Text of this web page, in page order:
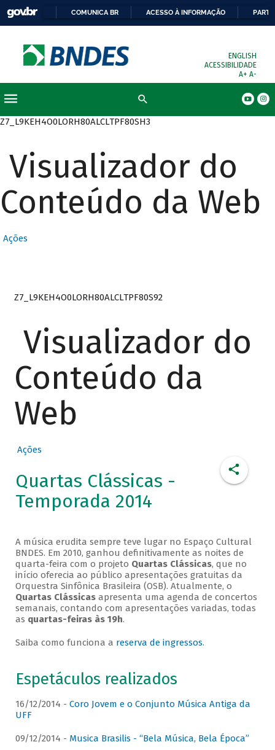
COMUNICA BR ACESSO À INFORMAÇÃO
ENGLISH
ACESSIBILIDADE
A+ A-
Z7_L9KEH4O0LORH80ALCLTPF80SH3
Visualizador do
Conteúdo da Web
Ações
Z7_L9KEH4O0LORH80ALCLTPF80S92
Visualizador do
Conteúdo da
Web
Ações
Quartas Clássicas -
Temporada 2014
A música erudita sempre teve lugar no Espaço Cultural
BNDES. Em 2010, ganhou definitivamente as noites de
quarta-feira com o projeto Quartas Clássicas, que no
início oferecia ao público apresentações gratuitas da
Orquestra Sinfônica Brasileira (OSB). Atualmente, o
Quartas Clássicasapresenta uma agenda de concertos
semanais, contando com apresentações variadas, todas
as quartas-feiras às 19h.
Saiba como funciona a reserva de ingressos.
Espetáculos realizados
16/12/2014 - Coro Jovem e o Conjunto Música Antiga da
UFF
09/12/2014 - Musica Brasilis - “Bela Música, Bela Época”